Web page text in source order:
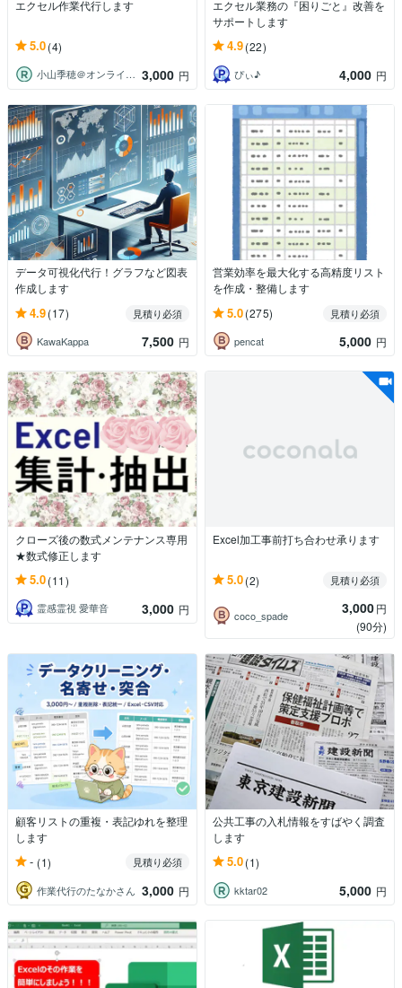
エクセル作業代行します
5.0(4)
小山季穂＠オンライン秘書 3,000 円
エクセル業務の『困りごと』改善を
サポートします
4.9(22)
ぴぃ♪ 4,000 円
データ可視化代行！グラフなど図表
作成します
4.9(17)
見積り必須
KawaKappa
7,500 円
営業効率を最大化する高精度リスト
を作成・整備します
5.0(275)
見積り必須
pencat
5,000 円
クローズ後の数式メンテナンス専用
★数式修正します
5.0(11)
霊感霊視 愛華音 3,000 円
Excel加工事前打ち合わせ承ります
5.0(2) 見積り必須
coco_spade 3,000円
(90分)
顧客リストの重複・表記ゆれを整理
します
- (1)
見積り必須
作業代行のたなかさん 3,000 円
公共工事の入札情報をすばやく調査
します
5.0(1)
kktar02 5,000 円